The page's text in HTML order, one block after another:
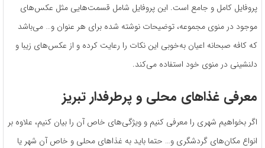
پروفایل کامل و جامع است. این پروفایل شامل قسمت‌­هایی مثل عکس‌­های
موجود در منوی مجموعه، توضیحات نوشته ­شده برای هر عنوان و… می‌­باشد
که کافه صبحانه اعیان به‌خوبی این نکات را رعایت‌ کرده و از عکس‌­های زیبا و
دلنشینی در منوی خود استفاده می‌کند.
معرفی غذاهای محلی و پرطرفدار تبریز
اگر بخواهیم شهری را معرفی کنیم و ویژگی‌های خاص آن را بیان کنیم، علاوه بر
انواع مکان‌های گردشگری و… حتما باید به غذاهای محلی و خاص آن شهر یا